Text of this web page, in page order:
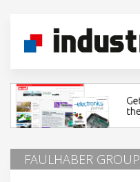
FAULHABER GROUP